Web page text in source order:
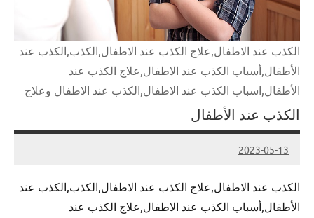
الكذب عند الاطفال,علاج الكذب عند الاطفال,الكذب,الكذب عند
الأطفال,أسباب الكذب عند الاطفال,علاج الكذب عند
الأطفال,اسباب الكذب عند الاطفال,الكذب عند الاطفال وعلاج
الكذب عند الأطفال
2023-05-13
Admin
الكذب عند الاطفال,علاج الكذب عند الاطفال,الكذب,الكذب عند
الأطفال,أسباب الكذب عند الاطفال,علاج الكذب عند